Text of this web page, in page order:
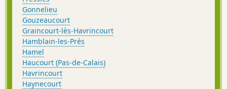
Gonnelieu
Gouzeaucourt
Graincourt-lès-Havrincourt
Hamblain-les-Prés
Hamel
Haucourt (Pas-de-Calais)
Havrincourt
Haynecourt